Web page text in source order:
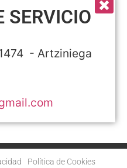
SERVICIO
-Artziniega
Política de Cookies